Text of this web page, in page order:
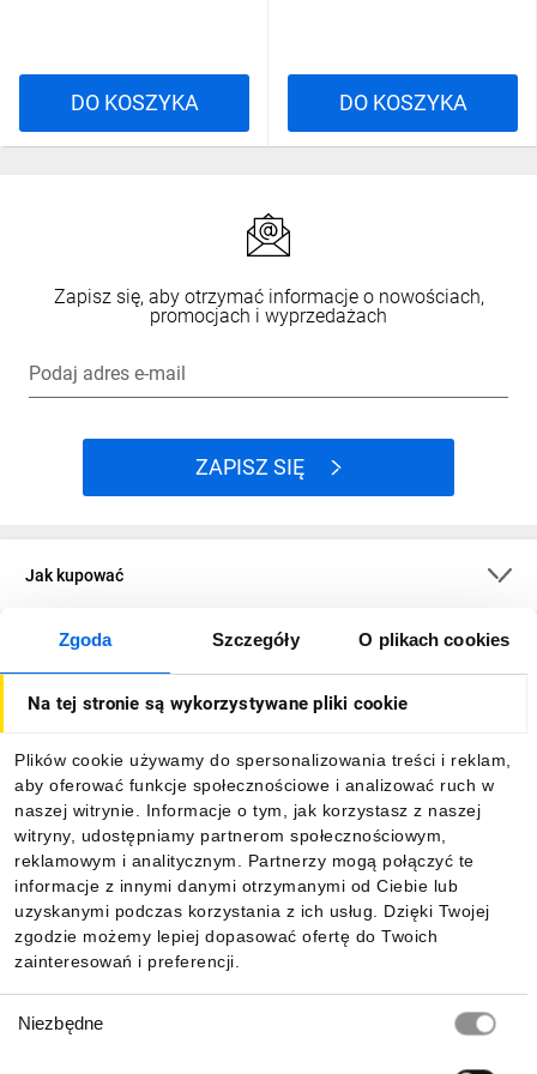
Zgoda Szczegóły O plikach cookies
Na tej stronie są wykorzystywane pliki cookie
Plików cookie używamy do spersonalizowania treści i reklam,
aby oferować funkcje społecznościowe i analizować ruch w
naszej witrynie. Informacje o tym, jak korzystasz z naszej
witryny, udostępniamy partnerom społecznościowym,
reklamowym i analitycznym. Partnerzy mogą połączyć te
informacje z innymi danymi otrzymanymi od Ciebie lub
uzyskanymi podczas korzystania z ich usług. Dzięki Twojej
zgodzie możemy lepiej dopasować ofertę do Twoich
zainteresowań i preferencji.
zgody
Niezbędne
DO KOSZYKA DO KOSZYKA
Zapisz się, aby otrzymać informacje o nowościach,
promocjach i wyprzedażach
Podaj adres e-mail
ZAPISZ SIĘ
Jak kupować
O firmie
Informacje
Pobierz naszą aplikację mobilną: